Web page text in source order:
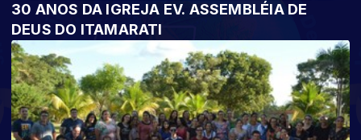
30 ANOS DA IGREJA EV. ASSEMBLÉIA DE
DEUS DO ITAMARATI